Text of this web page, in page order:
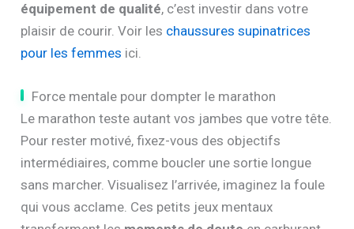
équipement de qualité, c’est investir dans votre
plaisir de courir. Voir les chaussures supinatrices
pour les femmes ici.
Force mentale pour dompter le marathon
Le marathon teste autant vos jambes que votre tête.
Pour rester motivé, fixez-vous des objectifs
intermédiaires, comme boucler une sortie longue
sans marcher. Visualisez l’arrivée, imaginez la foule
qui vous acclame. Ces petits jeux mentaux